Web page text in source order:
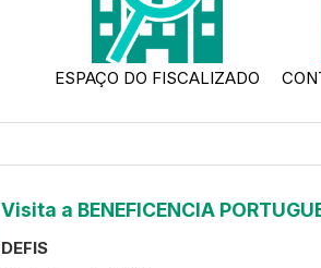
ESPAÇO DO FISCALIZADO
Visita a BENEFICENCIA
DEFIS